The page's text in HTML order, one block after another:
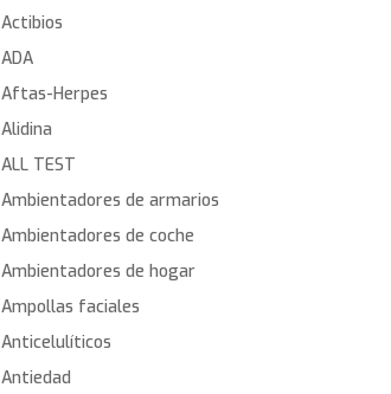
Actibios
ADA
Aftas-Herpes
Alidina
ALL TEST
Ambientadores de armarios
Ambientadores de coche
Ambientadores de hogar
Ampollas faciales
Anticelulíticos
Antiedad